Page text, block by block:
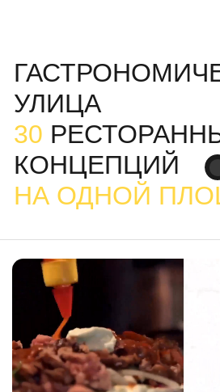
УЛИЦА
30РЕСТОРАННЫХ
КОНЦЕПЦИЙ
НА ОДНОЙ ПЛОЩАДКЕ